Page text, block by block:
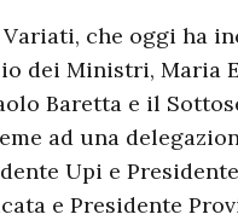
Variati, che oggi ha
dei Ministri, Maria
Baretta e il
ad una
Upi e
e Presidente